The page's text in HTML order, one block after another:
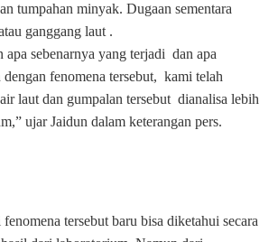
tumpahan minyak. Dugaan sementara
ganggang laut .
apa sebenarnya yang terjadi dan apa
dengan fenomena tersebut, kami telah
laut dan gumpalan tersebut dianalisa lebih
ujar Jaidun dalam keterangan pers.
tersebut baru bisa diketahui secara